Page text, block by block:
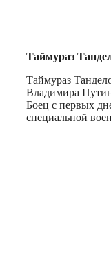
Таймураз
Таймураз
Владимира
Боец с первых
специальной